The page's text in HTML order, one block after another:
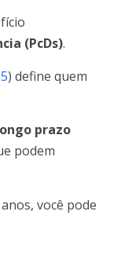
(PcDs).
) define quem
prazo
podem
você pode